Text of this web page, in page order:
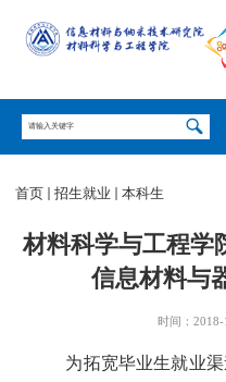
首页 招生就业 本科生
材料科学与工程学
信息材料与
时间：2018-
为拓宽毕业生就业渠